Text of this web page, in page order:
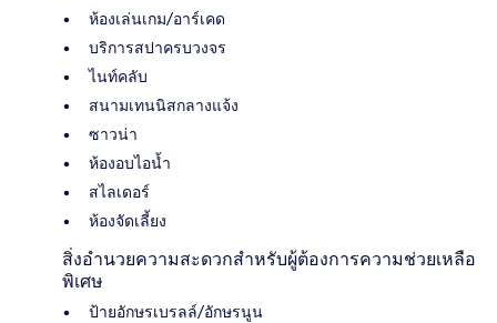
ห้องเล่นเกม/อาร์เคด
บริการสปาครบวงจร
ไนท์คลับ
สนามเทนนิสกลางแจ้ง
ซาวน่า
ห้องอบไอน้ำ
สไลเดอร์
ห้องจัดเลี้ยง
สิ่งอำนวยความสะดวกสำหรับผู้ต้องการความช่วยเหลือ
พิเศษ
ป้ายอักษรเบรลล์/อักษรนูน